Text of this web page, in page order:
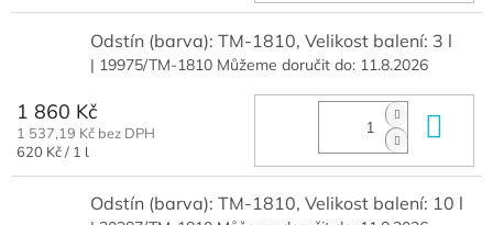
cena:
Odstín (barva): TM-1810, Velikost balení: 3 l
| 19975/TM-1810 Můžeme doručit do: 11.8.2026
1 860 Kč
1 537,19 Kč bez DPH
Měrná
620 Kč / 1 l
Odstín (barva): TM-1810, Velikost balení: 10 l